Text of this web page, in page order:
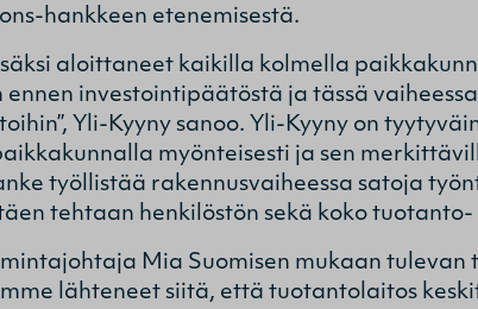
hankkeen etenemisestä.
aloittaneet kaikilla kolmella
ennen investointipäätöstä ja tässä
Yli-Kyyny sanoo. Yli-Kyyny on
myönteisesti ja sen
työllistää rakennusvaiheessa satoja
tehtaan henkilöstön sekä koko
Mia Suomisen mukaan
lähteneet siitä, että tuotantolaitos